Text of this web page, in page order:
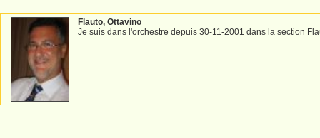
Flauto, Ottavino
Je suis dans l'orchestre depuis 30-11-2001 dans la section